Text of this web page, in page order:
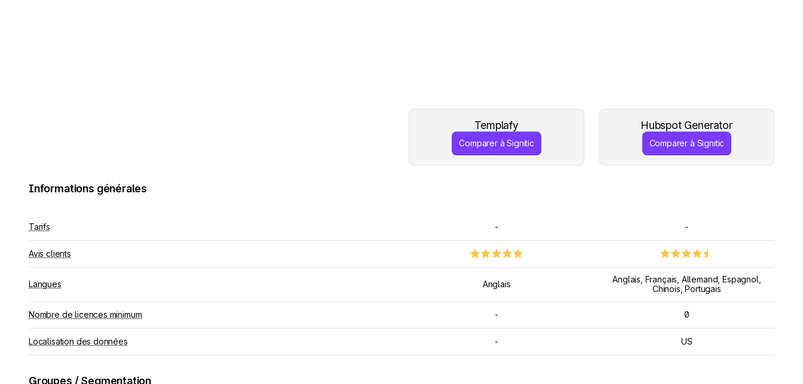
Templafy
Comparer à Signitic
Hubspot Generator
Comparer à Signitic
Informations générales
Tarifs - -
Avis clients
Langues Anglais
Anglais, Français, Allemand, Espagnol,
Chinois, Portugais
Nombre de licences minimum - 0
Localisation des données - US
Groupes / Segmentation